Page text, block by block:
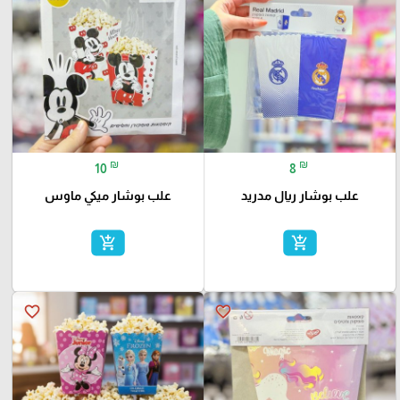
8 ₪
علب بوشار ريال مدريد
add_shopping_cart
10 ₪
علب بوشار ميكي ماوس
add_shopping_cart
favorite_border
favorite_border